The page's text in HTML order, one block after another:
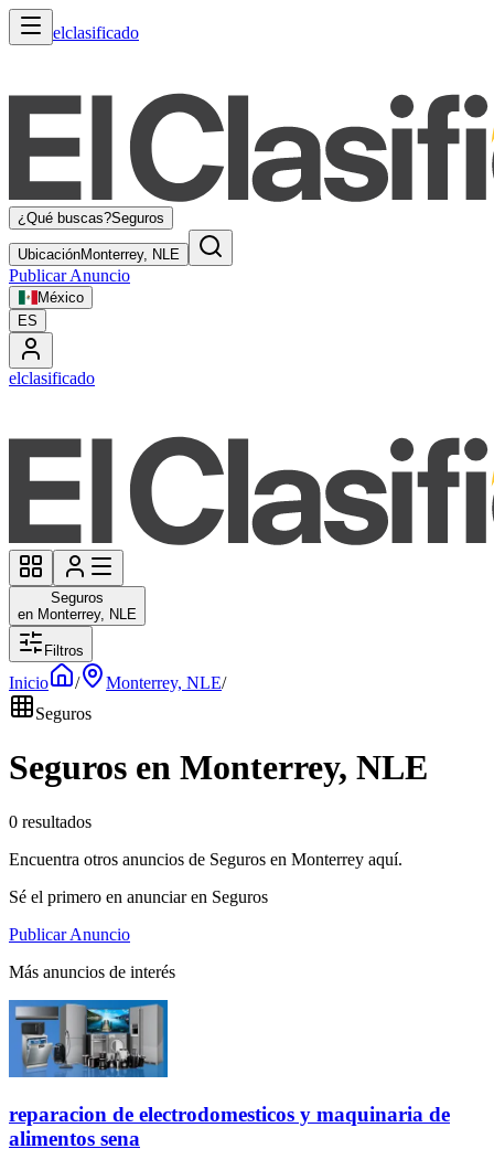
elclasificado
¿Qué buscas?Seguros
UbicaciónMonterrey, NLE
Publicar Anuncio
México
ES
elclasificado
Seguros
en Monterrey, NLE
Filtros
Inicio / Monterrey, NLE/
Seguros
Seguros en Monterrey, NLE
0 resultados
Encuentra otros anuncios de Seguros en Monterrey aquí.
Sé el primero en anunciar en Seguros
Publicar Anuncio
Más anuncios de interés
reparacion de electrodomesticos y maquinaria de
alimentos sena